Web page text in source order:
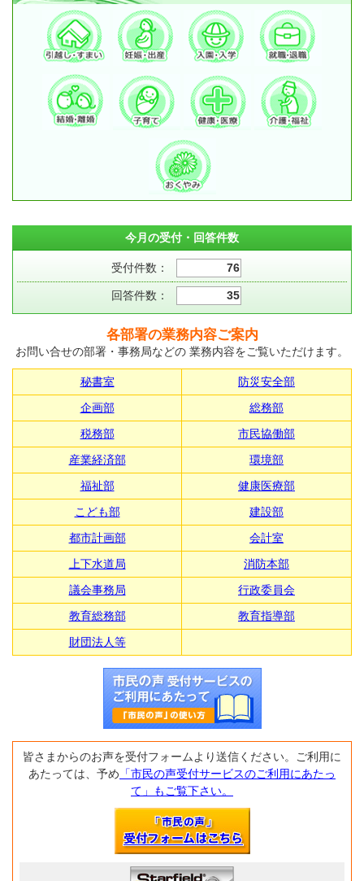
今月の受付・回答件数
受付件数： 76
回答件数： 35
各部署の業務内容ご案内
お問い合せの部署・事務局などの 業務内容をご覧いただけます。
秘書室
防災安全部
企画部
総務部
税務部
市民協働部
産業経済部
環境部
福祉部
健康医療部
こども部
建設部
都市計画部
会計室
上下水道局
消防本部
議会事務局
行政委員会
教育総務部
教育指導部
財団法人等
皆さまからのお声を受付フォームより送信ください。ご利用に
あたっては、予め 「市民の声受付サービスのご利用にあたっ
て」もご覧下さい。